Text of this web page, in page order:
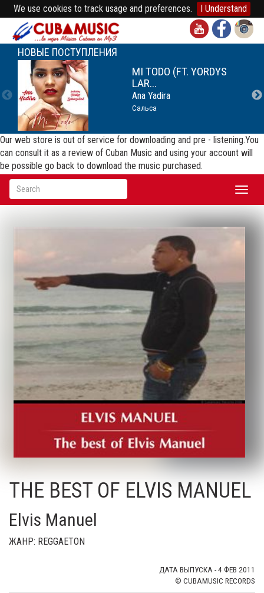
We use cookies to track usage and preferences. I Understand
НОВЫЕ ПОСТУПЛЕНИЯ
MI TODO (FT. YORDYS
LAR...
Ana Yadira
Сальса
Our web store is out of service for downloading and pre - listening.You
can consult it as a review of Cuban Music and using your account will
be possible go back to download the music purchased.
THE BEST OF ELVIS MANUEL
Elvis Manuel
ЖАНР: REGGAETON
ДАТА ВЫПУСКА - 4 ФЕВ 2011
© CUBAMUSIC RECORDS